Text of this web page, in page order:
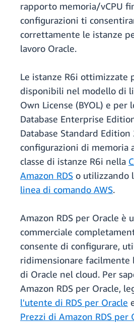
rapporto memoria/vCPU
configurazioni ti
correttamente le istanze
lavoro Oracle.
Le istanze R6i ottimizzate
disponibili nel modello di
Own License (BYOL) e per
Database Enterprise
Database Standard Edition
configurazioni di memoria
classe di istanze R6i nella
Amazon RDS o utilizzando
linea di comando AWS.
Amazon RDS per Oracle è
commerciale
consente di configurare,
ridimensionare
di Oracle nel cloud. Per
Amazon RDS per Oracle,
l'utente di RDS per Oracle
Prezzi di Amazon RDS per